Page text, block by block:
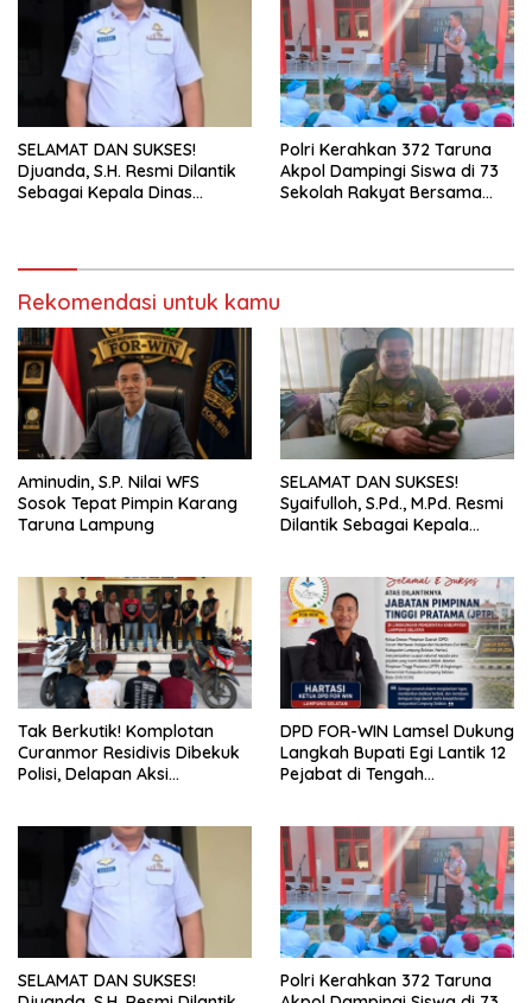
SELAMAT DAN SUKSES!
Djuanda, S.H. Resmi Dilantik
Sebagai Kepala Dinas
Polri Kerahkan 372 Taruna
Akpol Dampingi Siswa di 73
Sekolah Rakyat Bersama
Rekomendasi untuk kamu
Aminudin, S.P. Nilai WFS
Sosok Tepat Pimpin Karang
Taruna Lampung
SELAMAT DAN SUKSES!
Syaifulloh, S.Pd., M.Pd. Resmi
Dilantik Sebagai Kepala
Tak Berkutik! Komplotan
Curanmor Residivis Dibekuk
Polisi, Delapan Aksi
DPD FOR-WIN Lamsel Dukung
Langkah Bupati Egi Lantik 12
Pejabat di Tengah
SELAMAT DAN SUKSES!
Polri Kerahkan 372 Taruna